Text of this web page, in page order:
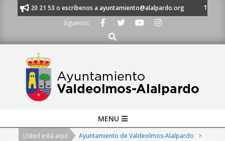
al 91 620 21 53 o escríbenos a ayuntamiento@alalpardo.org
TE
Síguenos
Buscar
Navigation
MENU
Usted está aquí Ayuntamiento de Valdeolmos-Alalpardo
>